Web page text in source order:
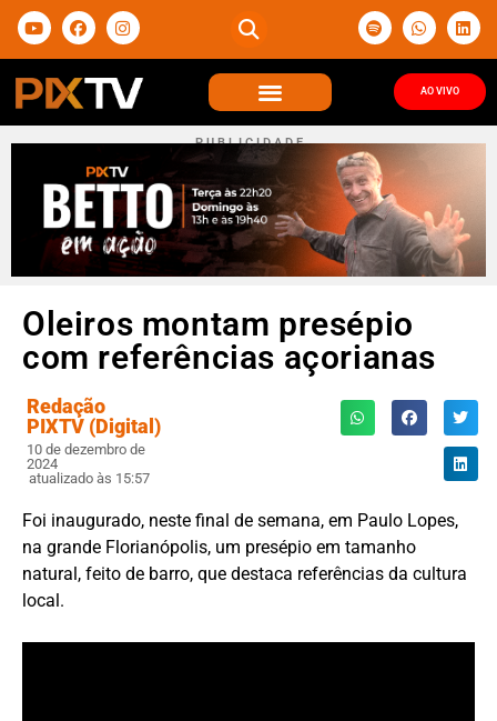
AO VIVO
P U B L I C I D A D E
Oleiros montam presépio
com referências açorianas
Redação
PIXTV (Digital)
10 de dezembro de
2024
atualizado às 15:57
Foi inaugurado, neste final de semana, em Paulo Lopes,
na grande Florianópolis, um presépio em tamanho
natural, feito de barro, que destaca referências da cultura
local.